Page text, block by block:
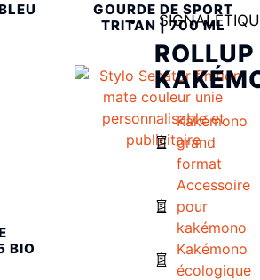
ROLLUP
Kakémono
grand
format
Accessoire
pour
kakémono
Kakémono
écologique
GOURDE DE SPORT
TRITAN | 700 ML
BIO